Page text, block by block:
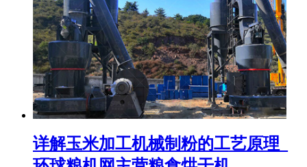
详解玉米加工机械制粉的工艺原理_